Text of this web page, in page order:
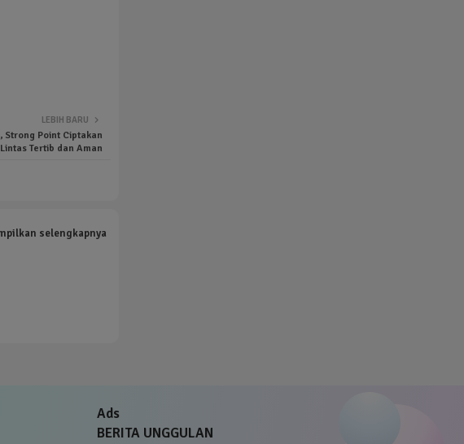
LEBIH BARU
Strong Point Ciptakan
Tertib dan Aman
selengkapnya
Ads
BERITA UNGGULAN